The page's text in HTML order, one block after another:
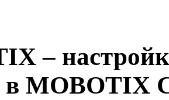
–
в MOBOTIX